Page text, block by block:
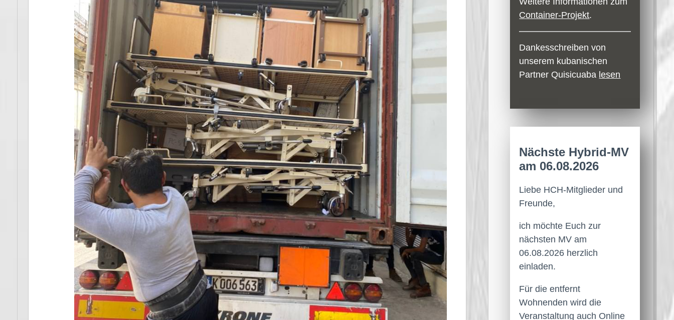
Container-Projekt.
Dankesschreiben von
unserem kubanischen
Partner Quisicuaba lesen
Nächste Hybrid-MV
am 06.08.2026
Liebe HCH-Mitglieder und
Freunde,
ich möchte Euch zur
nächsten MV am
06.08.2026 herzlich
einladen.
Für die entfernt
Wohnenden wird die
Veranstaltung auch Online